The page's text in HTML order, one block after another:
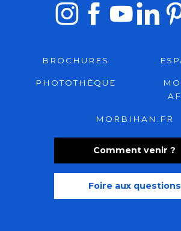
Comment venir ?
Foire aux questions
BROCHURES
PHOTOTHÈQUE
MORBIHAN.FR